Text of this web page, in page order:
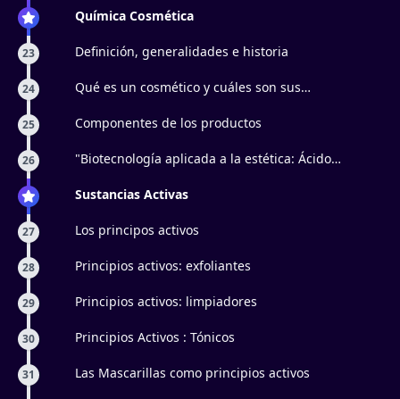
Química Cosmética
23 Definición, generalidades e historia
24
Qué es un cosmético y cuáles son sus
25 Componentes de los productos
26
"Biotecnología aplicada a la estética: Ácido
crecimiento
Sustancias Activas
27 Los principos activos
28 Principios activos: exfoliantes
29 Principios activos: limpiadores
30 Principios Activos : Tónicos
31 Las Mascarillas como principios activos